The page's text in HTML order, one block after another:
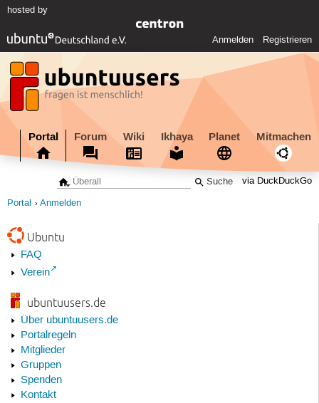
hosted by
Anmelden Registrieren
Portal Forum Wiki Ikhaya Planet Mitmachen
via DuckDuckGo
Portal Anmelden
Ubuntu
FAQ
Verein
ubuntuusers.de
Über ubuntuusers.de
Portalregeln
Mitglieder
Gruppen
Spenden
Kontakt